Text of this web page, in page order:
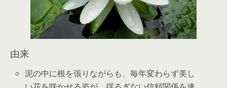
由来
泥の中に根を張りながらも、毎年変わらず美し